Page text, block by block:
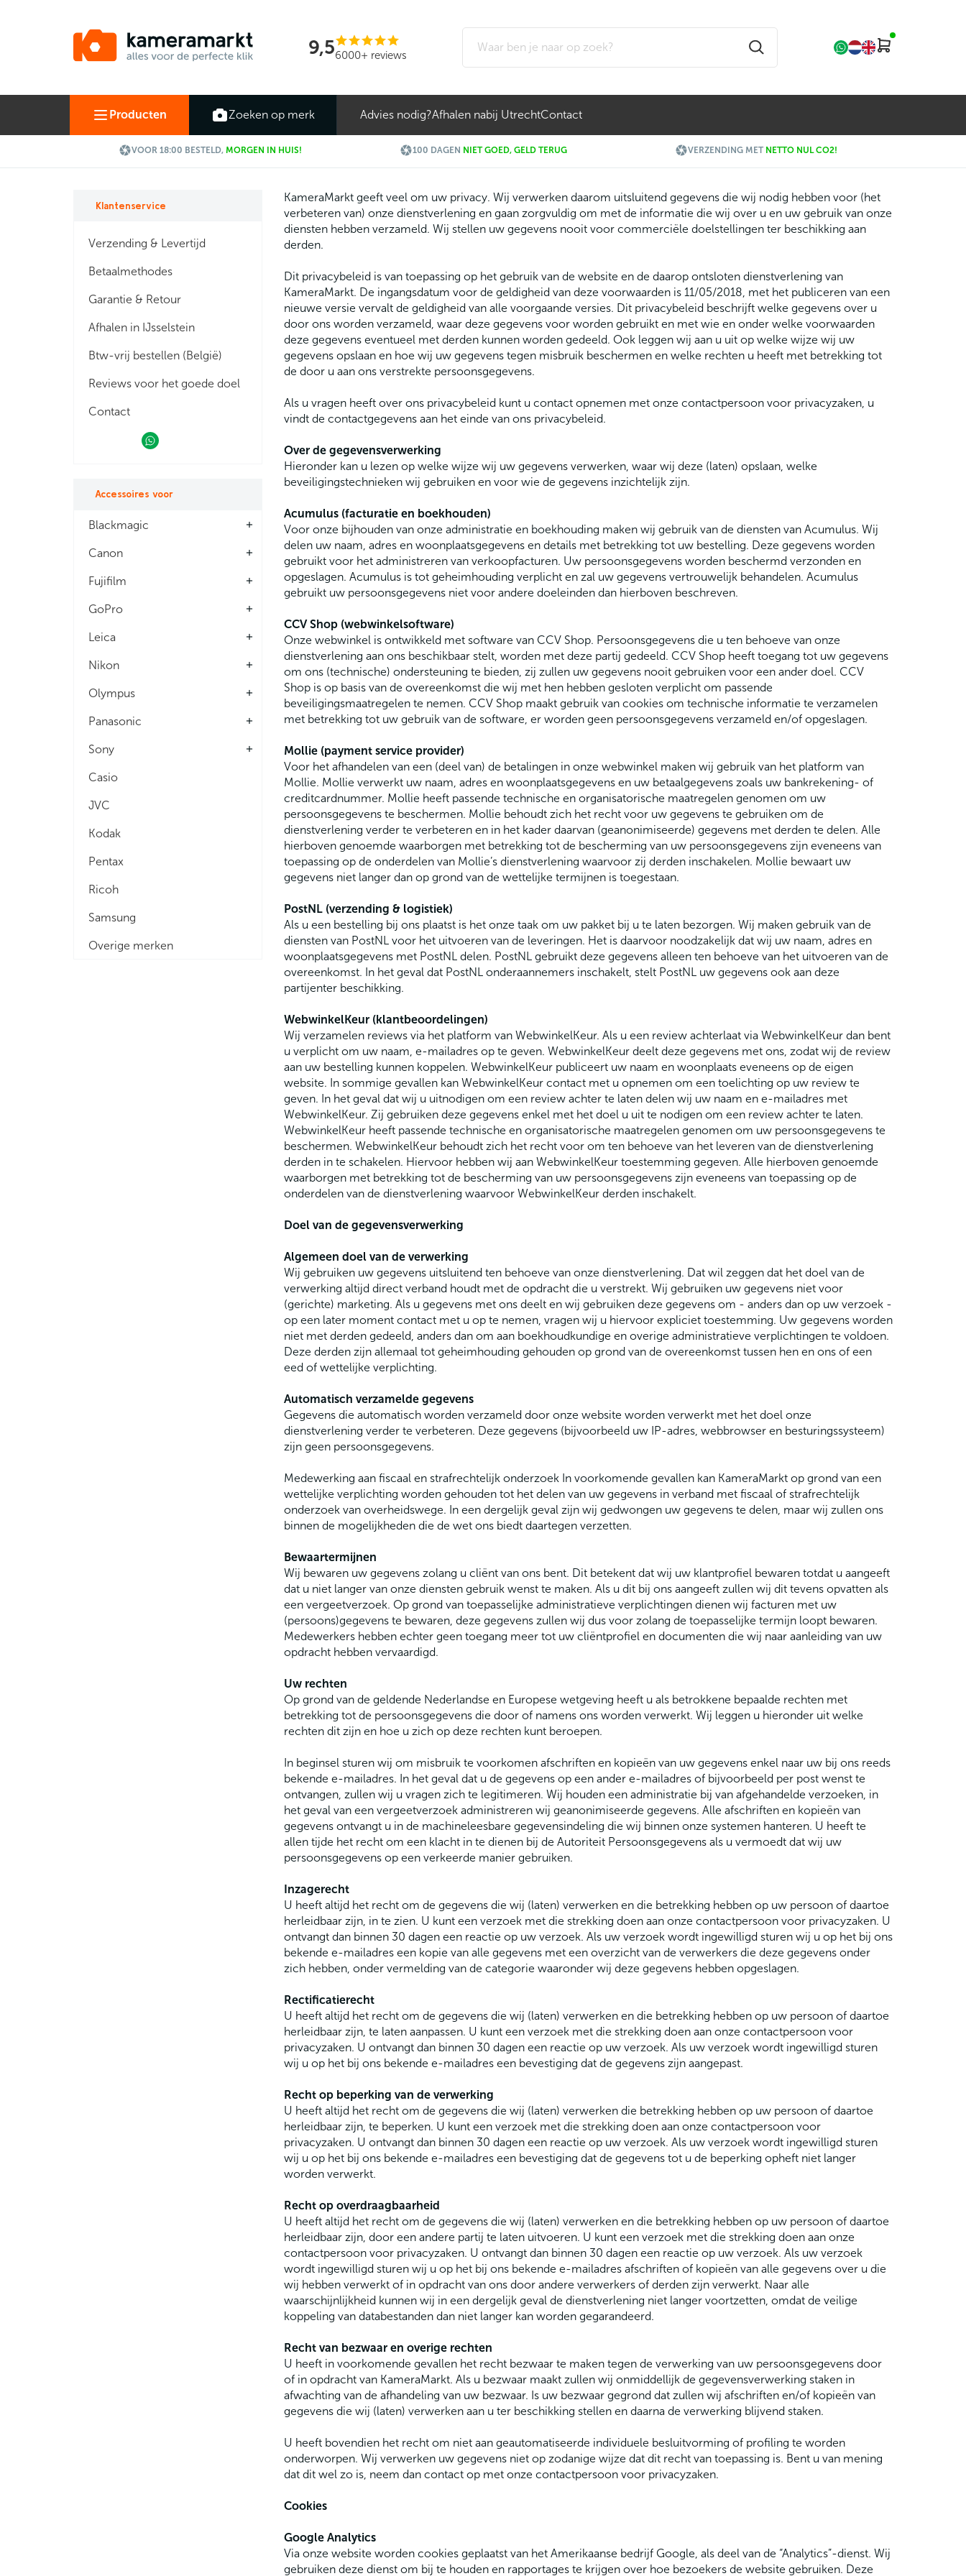
9,56000+ reviews
Producten Zoeken op merk Advies nodig?Afhalen nabij UtrechtContact
VOOR 18:00 BESTELD, MORGEN IN HUIS! 100 DAGEN NIET GOED, GELD TERUG VERZENDING MET NETTO NUL CO2!
Klantenservice
Verzending & Levertijd
Betaalmethodes
Garantie & Retour
Afhalen in IJsselstein
Btw-vrij bestellen (België)
Reviews voor het goede doel
Contact
Accessoires voor
Blackmagic add
Canon add
Fujifilm add
GoPro add
Leica add
Nikon add
Olympus add
Panasonic add
Sony add
Casio
JVC
Kodak
Pentax
Ricoh
Samsung
Overige merken
KameraMarkt geeft veel om uw privacy. Wij verwerken daarom uitsluitend gegevens die wij nodig hebben voor (het
verbeteren van) onze dienstverlening en gaan zorgvuldig om met de informatie die wij over u en uw gebruik van onze
diensten hebben verzameld. Wij stellen uw gegevens nooit voor commerciële doelstellingen ter beschikking aan
derden.
Dit privacybeleid is van toepassing op het gebruik van de website en de daarop ontsloten dienstverlening van
KameraMarkt. De ingangsdatum voor de geldigheid van deze voorwaarden is 11/05/2018, met het publiceren van een
nieuwe versie vervalt de geldigheid van alle voorgaande versies. Dit privacybeleid beschrijft welke gegevens over u
door ons worden verzameld, waar deze gegevens voor worden gebruikt en met wie en onder welke voorwaarden
deze gegevens eventueel met derden kunnen worden gedeeld. Ook leggen wij aan u uit op welke wijze wij uw
gegevens opslaan en hoe wij uw gegevens tegen misbruik beschermen en welke rechten u heeft met betrekking tot
de door u aan ons verstrekte persoonsgegevens.
Als u vragen heeft over ons privacybeleid kunt u contact opnemen met onze contactpersoon voor privacyzaken, u
vindt de contactgegevens aan het einde van ons privacybeleid.
Over de gegevensverwerking
Hieronder kan u lezen op welke wijze wij uw gegevens verwerken, waar wij deze (laten) opslaan, welke
beveiligingstechnieken wij gebruiken en voor wie de gegevens inzichtelijk zijn.
Acumulus (facturatie en boekhouden)
Voor onze bijhouden van onze administratie en boekhouding maken wij gebruik van de diensten van Acumulus. Wij
delen uw naam, adres en woonplaatsgegevens en details met betrekking tot uw bestelling. Deze gegevens worden
gebruikt voor het administreren van verkoopfacturen. Uw persoonsgegevens worden beschermd verzonden en
opgeslagen. Acumulus is tot geheimhouding verplicht en zal uw gegevens vertrouwelijk behandelen. Acumulus
gebruikt uw persoonsgegevens niet voor andere doeleinden dan hierboven beschreven.
CCV Shop (webwinkelsoftware)
Onze webwinkel is ontwikkeld met software van CCV Shop. Persoonsgegevens die u ten behoeve van onze
dienstverlening aan ons beschikbaar stelt, worden met deze partij gedeeld. CCV Shop heeft toegang tot uw gegevens
om ons (technische) ondersteuning te bieden, zij zullen uw gegevens nooit gebruiken voor een ander doel. CCV
Shop is op basis van de overeenkomst die wij met hen hebben gesloten verplicht om passende
beveiligingsmaatregelen te nemen. CCV Shop maakt gebruik van cookies om technische informatie te verzamelen
met betrekking tot uw gebruik van de software, er worden geen persoonsgegevens verzameld en/of opgeslagen.
Mollie (payment service provider)
Voor het afhandelen van een (deel van) de betalingen in onze webwinkel maken wij gebruik van het platform van
Mollie. Mollie verwerkt uw naam, adres en woonplaatsgegevens en uw betaalgegevens zoals uw bankrekening- of
creditcardnummer. Mollie heeft passende technische en organisatorische maatregelen genomen om uw
persoonsgegevens te beschermen. Mollie behoudt zich het recht voor uw gegevens te gebruiken om de
dienstverlening verder te verbeteren en in het kader daarvan (geanonimiseerde) gegevens met derden te delen. Alle
hierboven genoemde waarborgen met betrekking tot de bescherming van uw persoonsgegevens zijn eveneens van
toepassing op de onderdelen van Mollie’s dienstverlening waarvoor zij derden inschakelen. Mollie bewaart uw
gegevens niet langer dan op grond van de wettelijke termijnen is toegestaan.
PostNL (verzending & logistiek)
Als u een bestelling bij ons plaatst is het onze taak om uw pakket bij u te laten bezorgen. Wij maken gebruik van de
diensten van PostNL voor het uitvoeren van de leveringen. Het is daarvoor noodzakelijk dat wij uw naam, adres en
woonplaatsgegevens met PostNL delen. PostNL gebruikt deze gegevens alleen ten behoeve van het uitvoeren van de
overeenkomst. In het geval dat PostNL onderaannemers inschakelt, stelt PostNL uw gegevens ook aan deze
partijenter beschikking.
WebwinkelKeur (klantbeoordelingen)
Wij verzamelen reviews via het platform van WebwinkelKeur. Als u een review achterlaat via WebwinkelKeur dan bent
u verplicht om uw naam, e-mailadres op te geven. WebwinkelKeur deelt deze gegevens met ons, zodat wij de review
aan uw bestelling kunnen koppelen. WebwinkelKeur publiceert uw naam en woonplaats eveneens op de eigen
website. In sommige gevallen kan WebwinkelKeur contact met u opnemen om een toelichting op uw review te
geven. In het geval dat wij u uitnodigen om een review achter te laten delen wij uw naam en e-mailadres met
WebwinkelKeur. Zij gebruiken deze gegevens enkel met het doel u uit te nodigen om een review achter te laten.
WebwinkelKeur heeft passende technische en organisatorische maatregelen genomen om uw persoonsgegevens te
beschermen. WebwinkelKeur behoudt zich het recht voor om ten behoeve van het leveren van de dienstverlening
derden in te schakelen. Hiervoor hebben wij aan WebwinkelKeur toestemming gegeven. Alle hierboven genoemde
waarborgen met betrekking tot de bescherming van uw persoonsgegevens zijn eveneens van toepassing op de
onderdelen van de dienstverlening waarvoor WebwinkelKeur derden inschakelt.
Doel van de gegevensverwerking
Algemeen doel van de verwerking
Wij gebruiken uw gegevens uitsluitend ten behoeve van onze dienstverlening. Dat wil zeggen dat het doel van de
verwerking altijd direct verband houdt met de opdracht die u verstrekt. Wij gebruiken uw gegevens niet voor
(gerichte) marketing. Als u gegevens met ons deelt en wij gebruiken deze gegevens om - anders dan op uw verzoek -
op een later moment contact met u op te nemen, vragen wij u hiervoor expliciet toestemming. Uw gegevens worden
niet met derden gedeeld, anders dan om aan boekhoudkundige en overige administratieve verplichtingen te voldoen.
Deze derden zijn allemaal tot geheimhouding gehouden op grond van de overeenkomst tussen hen en ons of een
eed of wettelijke verplichting.
Automatisch verzamelde gegevens
Gegevens die automatisch worden verzameld door onze website worden verwerkt met het doel onze
dienstverlening verder te verbeteren. Deze gegevens (bijvoorbeeld uw IP-adres, webbrowser en besturingssysteem)
zijn geen persoonsgegevens.
Medewerking aan fiscaal en strafrechtelijk onderzoek In voorkomende gevallen kan KameraMarkt op grond van een
wettelijke verplichting worden gehouden tot het delen van uw gegevens in verband met fiscaal of strafrechtelijk
onderzoek van overheidswege. In een dergelijk geval zijn wij gedwongen uw gegevens te delen, maar wij zullen ons
binnen de mogelijkheden die de wet ons biedt daartegen verzetten.
Bewaartermijnen
Wij bewaren uw gegevens zolang u cliënt van ons bent. Dit betekent dat wij uw klantprofiel bewaren totdat u aangeeft
dat u niet langer van onze diensten gebruik wenst te maken. Als u dit bij ons aangeeft zullen wij dit tevens opvatten als
een vergeetverzoek. Op grond van toepasselijke administratieve verplichtingen dienen wij facturen met uw
(persoons)gegevens te bewaren, deze gegevens zullen wij dus voor zolang de toepasselijke termijn loopt bewaren.
Medewerkers hebben echter geen toegang meer tot uw cliëntprofiel en documenten die wij naar aanleiding van uw
opdracht hebben vervaardigd.
Uw rechten
Op grond van de geldende Nederlandse en Europese wetgeving heeft u als betrokkene bepaalde rechten met
betrekking tot de persoonsgegevens die door of namens ons worden verwerkt. Wij leggen u hieronder uit welke
rechten dit zijn en hoe u zich op deze rechten kunt beroepen.
In beginsel sturen wij om misbruik te voorkomen afschriften en kopieën van uw gegevens enkel naar uw bij ons reeds
bekende e-mailadres. In het geval dat u de gegevens op een ander e-mailadres of bijvoorbeeld per post wenst te
ontvangen, zullen wij u vragen zich te legitimeren. Wij houden een administratie bij van afgehandelde verzoeken, in
het geval van een vergeetverzoek administreren wij geanonimiseerde gegevens. Alle afschriften en kopieën van
gegevens ontvangt u in de machineleesbare gegevensindeling die wij binnen onze systemen hanteren. U heeft te
allen tijde het recht om een klacht in te dienen bij de Autoriteit Persoonsgegevens als u vermoedt dat wij uw
persoonsgegevens op een verkeerde manier gebruiken.
Inzagerecht
U heeft altijd het recht om de gegevens die wij (laten) verwerken en die betrekking hebben op uw persoon of daartoe
herleidbaar zijn, in te zien. U kunt een verzoek met die strekking doen aan onze contactpersoon voor privacyzaken. U
ontvangt dan binnen 30 dagen een reactie op uw verzoek. Als uw verzoek wordt ingewilligd sturen wij u op het bij ons
bekende e-mailadres een kopie van alle gegevens met een overzicht van de verwerkers die deze gegevens onder
zich hebben, onder vermelding van de categorie waaronder wij deze gegevens hebben opgeslagen.
Rectificatierecht
U heeft altijd het recht om de gegevens die wij (laten) verwerken en die betrekking hebben op uw persoon of daartoe
herleidbaar zijn, te laten aanpassen. U kunt een verzoek met die strekking doen aan onze contactpersoon voor
privacyzaken. U ontvangt dan binnen 30 dagen een reactie op uw verzoek. Als uw verzoek wordt ingewilligd sturen
wij u op het bij ons bekende e-mailadres een bevestiging dat de gegevens zijn aangepast.
Recht op beperking van de verwerking
U heeft altijd het recht om de gegevens die wij (laten) verwerken die betrekking hebben op uw persoon of daartoe
herleidbaar zijn, te beperken. U kunt een verzoek met die strekking doen aan onze contactpersoon voor
privacyzaken. U ontvangt dan binnen 30 dagen een reactie op uw verzoek. Als uw verzoek wordt ingewilligd sturen
wij u op het bij ons bekende e-mailadres een bevestiging dat de gegevens tot u de beperking opheft niet langer
worden verwerkt.
Recht op overdraagbaarheid
U heeft altijd het recht om de gegevens die wij (laten) verwerken en die betrekking hebben op uw persoon of daartoe
herleidbaar zijn, door een andere partij te laten uitvoeren. U kunt een verzoek met die strekking doen aan onze
contactpersoon voor privacyzaken. U ontvangt dan binnen 30 dagen een reactie op uw verzoek. Als uw verzoek
wordt ingewilligd sturen wij u op het bij ons bekende e-mailadres afschriften of kopieën van alle gegevens over u die
wij hebben verwerkt of in opdracht van ons door andere verwerkers of derden zijn verwerkt. Naar alle
waarschijnlijkheid kunnen wij in een dergelijk geval de dienstverlening niet langer voortzetten, omdat de veilige
koppeling van databestanden dan niet langer kan worden gegarandeerd.
Recht van bezwaar en overige rechten
U heeft in voorkomende gevallen het recht bezwaar te maken tegen de verwerking van uw persoonsgegevens door
of in opdracht van KameraMarkt. Als u bezwaar maakt zullen wij onmiddellijk de gegevensverwerking staken in
afwachting van de afhandeling van uw bezwaar. Is uw bezwaar gegrond dat zullen wij afschriften en/of kopieën van
gegevens die wij (laten) verwerken aan u ter beschikking stellen en daarna de verwerking blijvend staken.
U heeft bovendien het recht om niet aan geautomatiseerde individuele besluitvorming of profiling te worden
onderworpen. Wij verwerken uw gegevens niet op zodanige wijze dat dit recht van toepassing is. Bent u van mening
dat dit wel zo is, neem dan contact op met onze contactpersoon voor privacyzaken.
Cookies
Google Analytics
Via onze website worden cookies geplaatst van het Amerikaanse bedrijf Google, als deel van de “Analytics”-dienst. Wij
gebruiken deze dienst om bij te houden en rapportages te krijgen over hoe bezoekers de website gebruiken. Deze